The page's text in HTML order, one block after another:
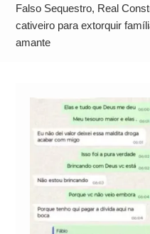
Operação Ágio: Ação
suspeitos e mira rede
Falso Sequestro, Real
cativeiro para extorquir
amante